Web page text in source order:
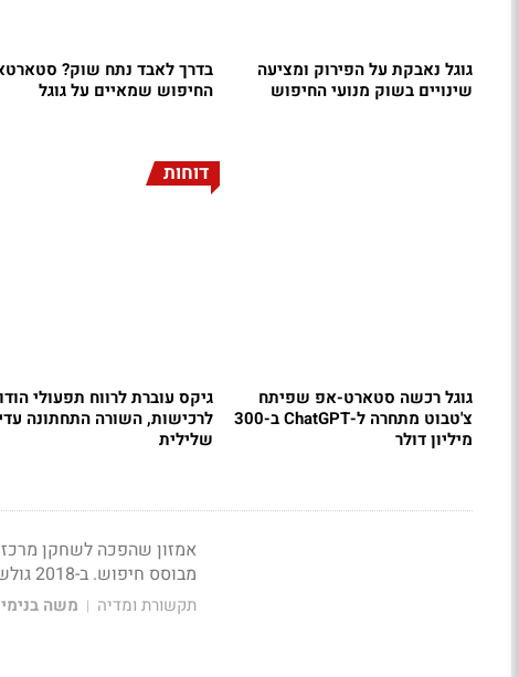
גוגל נאבקת על הפירוק ומציעה
שינויים בשוק מנועי החיפוש
בדרך לאבד נתח שוק?
החיפוש שמאיים על גוגל
גוגל רכשה סטארט-אפ שפיתח
צ'טבוט מתחרה ל-ChatGPT ב-300
מיליון דולר
דוחות
גיקס עוברת לרווח תפעולי
לרכישות, השורה התחתונה
שלילית
אמזון שהפכה לשחקן
מבוסס חיפוש. ב-2018 גולשים חיפשו יותר מוצרים באמזון מאשר בגוגל
תקשורת ומדיה | משה